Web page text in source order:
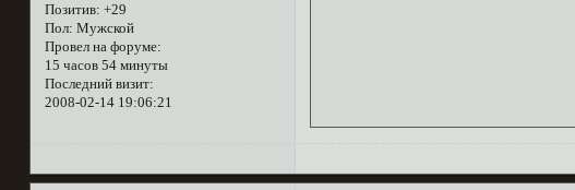
Позитив: +29
Пол: Мужской
Провел на форуме:
15 часов 54 минуты
Последний визит:
2008-02-14 19:06:21